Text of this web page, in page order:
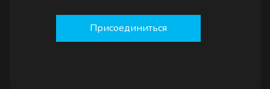
Присоединиться